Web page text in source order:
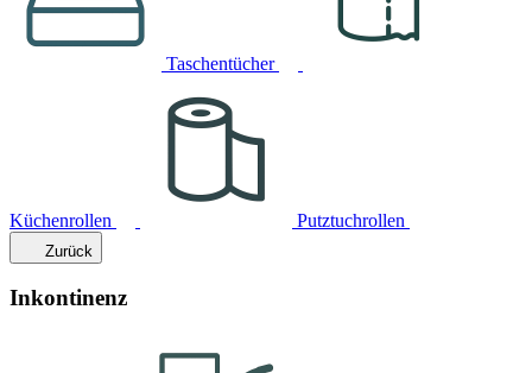
Taschentücher
Küchenrollen Putztuchrollen
Zurück
Inkontinenz